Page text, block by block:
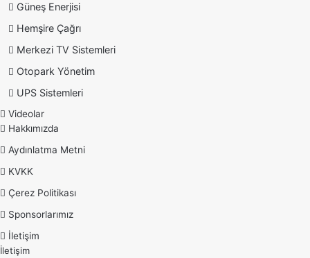
Güneş Enerjisi
Hemşire Çağrı
Merkezi TV Sistemleri
Otopark Yönetim
UPS Sistemleri
Videolar
Hakkımızda
Aydınlatma Metni
KVKK
Çerez Politikası
Sponsorlarımız
İletişim
İletişim